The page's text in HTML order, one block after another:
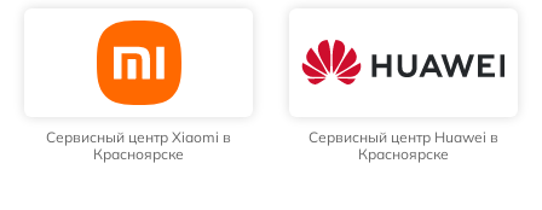
Сервисный центр Xiaomi в
Красноярске
Сервисный центр Huawei в
Красноярске